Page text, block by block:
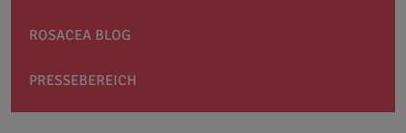
ROSACEA BLOG
PRESSEBEREICH